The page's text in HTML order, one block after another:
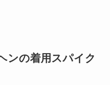
ンの着用スパイク